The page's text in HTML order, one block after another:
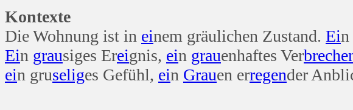
Kontexte
Die Wohnung ist in einem gräulichen Zustand. Ein
Ein grausiges Ereignis, ein grauenhaftes Ver
ein gruseliges Gefühl, ein Grauen erregender